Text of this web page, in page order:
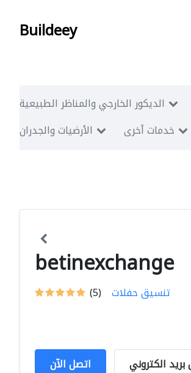
Buildeey
الديكور الخارجي والمناظر الطبيعية
الأرضيات والجدران
خدمات أخرى
betinexchange
(5) تنسيق حفلات
اتصل الآن الكتروني